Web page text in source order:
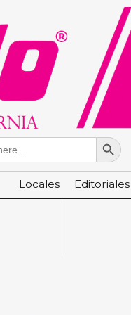
Search Button
Locales Editoriales